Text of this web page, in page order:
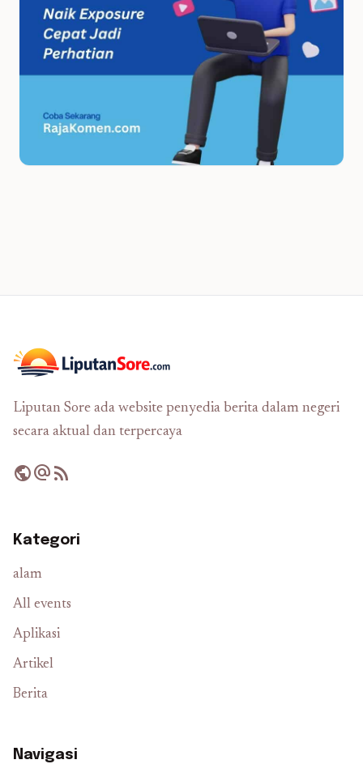
Liputan Sore ada website penyedia berita dalam negeri
secara aktual dan terpercaya
publicalternate_emailrss_feed
Kategori
alam
All events
Aplikasi
Artikel
Berita
Navigasi